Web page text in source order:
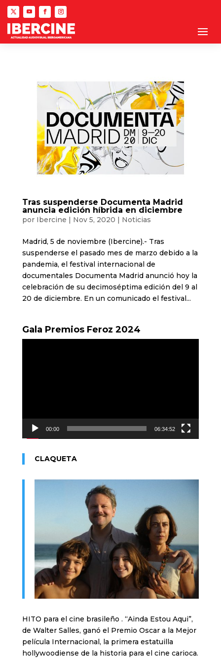
Tras suspenderse Documenta Madrid
anuncia edición híbrida en diciembre
por Ibercine | Nov 5, 2020 | Noticias
Madrid, 5 de noviembre (Ibercine).- Tras
suspenderse el pasado mes de marzo debido a la
pandemia, el festival internacional de
documentales Documenta Madrid anunció hoy la
celebración de su decimoséptima edición del 9 al
20 de diciembre. En un comunicado el festival...
Gala Premios Feroz 2024
00:00 06:34:52
CLAQUETA
HITO para el cine brasileño . “Ainda Estou Aqui”,
de Walter Salles, ganó el Premio Oscar a la Mejor
película Internacional, la primera estatuilla
hollywoodiense de la historia para el cine carioca.